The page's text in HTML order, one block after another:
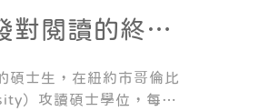
對閱讀的終生
士生，在紐約市哥倫比
）攻讀碩士學位，每個